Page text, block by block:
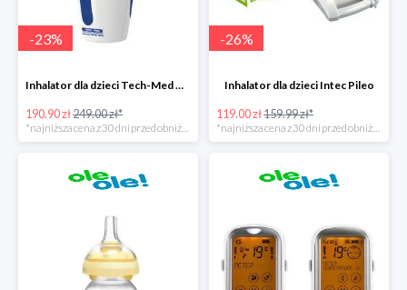
-23%
Inhalator dla dzieci Tech-Med Neb Micro Mesh
190.90 zł249.00 zł*
*najniższa cena z 30 dni przed obniżką
-26%
Inhalator dla dzieci Intec Pileo
119.00 zł159.99 zł*
*najniższa cena z 30 dni przed obniżką